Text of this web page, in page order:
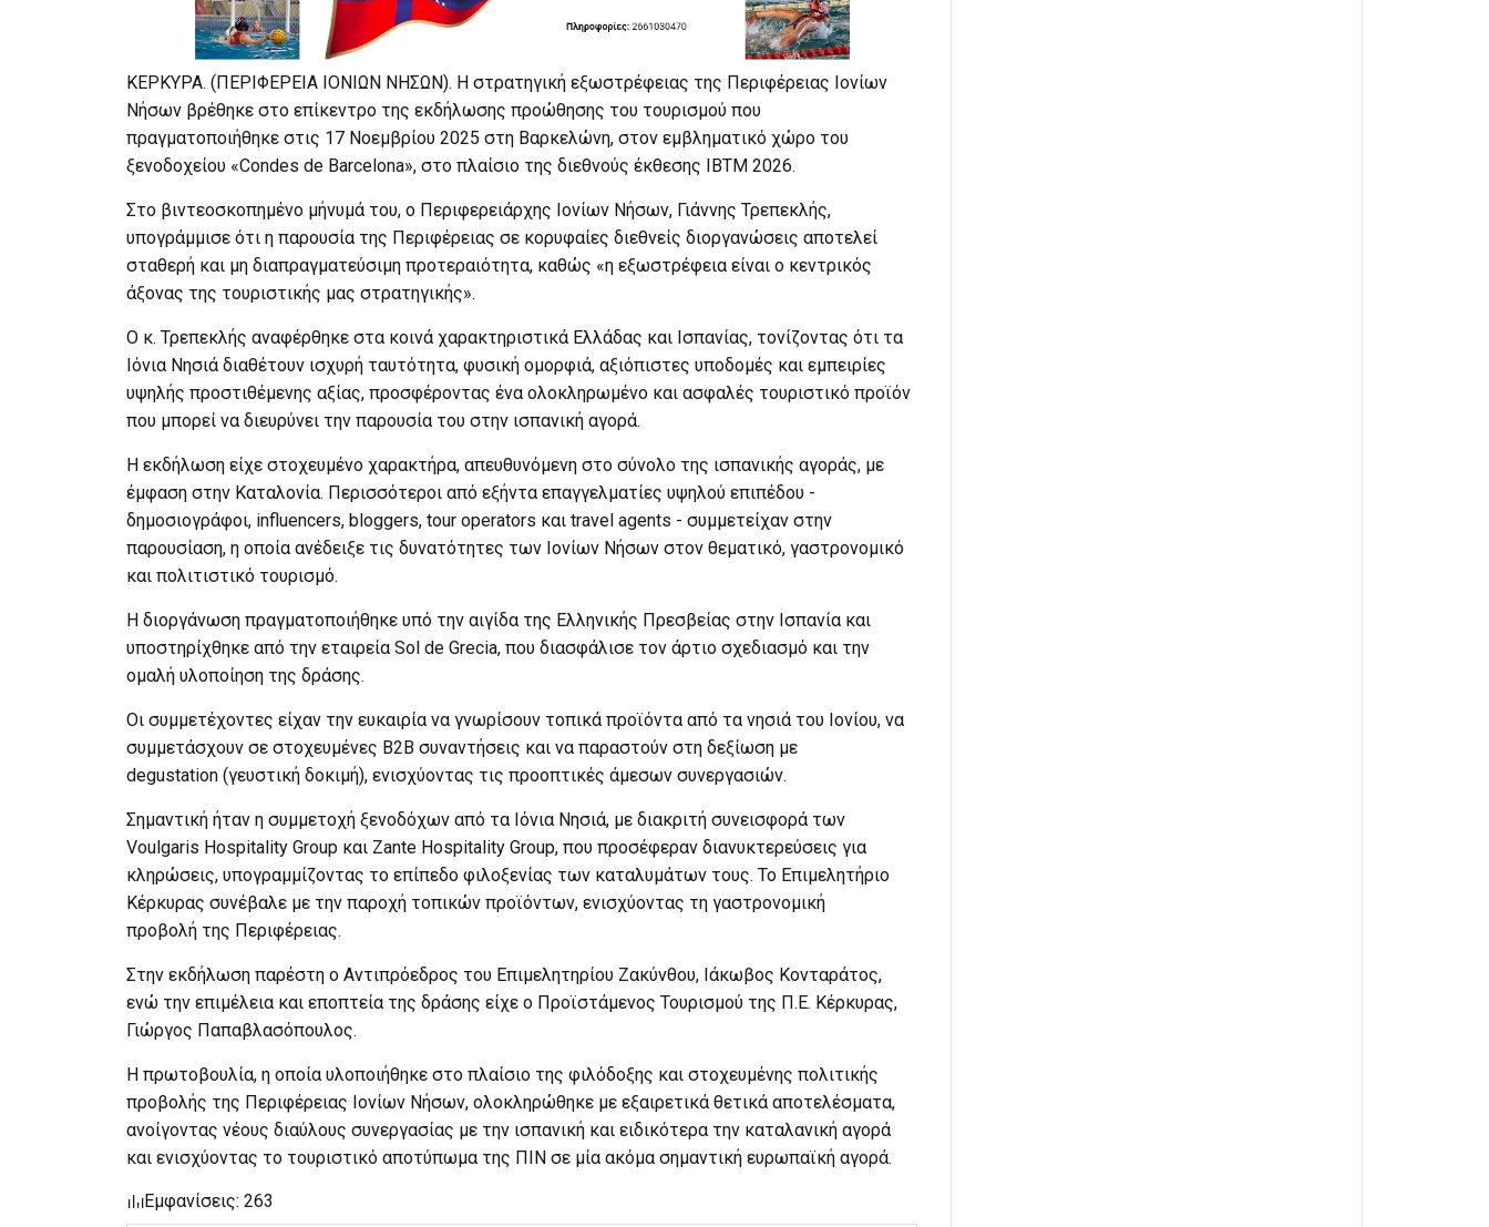
ΚΕΡΚΥΡΑ. (ΠΕΡΙΦΕΡΕΙΑ ΙΟΝΙΩΝ ΝΗΣΩΝ). Η στρατηγική εξωστρέφειας της Περιφέρειας Ιονίων
Νήσων βρέθηκε στο επίκεντρο της εκδήλωσης προώθησης του τουρισμού που
πραγματοποιήθηκε στις 17 Νοεμβρίου 2025 στη Βαρκελώνη, στον εμβληματικό χώρο του
ξενοδοχείου «Condes de Barcelona», στο πλαίσιο της διεθνούς έκθεσης IBTM 2026.
Στο βιντεοσκοπημένο μήνυμά του, ο Περιφερειάρχης Ιονίων Νήσων, Γιάννης Τρεπεκλής,
υπογράμμισε ότι η παρουσία της Περιφέρειας σε κορυφαίες διεθνείς διοργανώσεις αποτελεί
σταθερή και μη διαπραγματεύσιμη προτεραιότητα, καθώς «η εξωστρέφεια είναι ο κεντρικός
άξονας της τουριστικής μας στρατηγικής».
Ο κ. Τρεπεκλής αναφέρθηκε στα κοινά χαρακτηριστικά Ελλάδας και Ισπανίας, τονίζοντας ότι τα
Ιόνια Νησιά διαθέτουν ισχυρή ταυτότητα, φυσική ομορφιά, αξιόπιστες υποδομές και εμπειρίες
υψηλής προστιθέμενης αξίας, προσφέροντας ένα ολοκληρωμένο και ασφαλές τουριστικό προϊόν
που μπορεί να διευρύνει την παρουσία του στην ισπανική αγορά.
Η εκδήλωση είχε στοχευμένο χαρακτήρα, απευθυνόμενη στο σύνολο της ισπανικής αγοράς, με
έμφαση στην Καταλονία. Περισσότεροι από εξήντα επαγγελματίες υψηλού επιπέδου -
δημοσιογράφοι, influencers, bloggers, tour operators και travel agents - συμμετείχαν στην
παρουσίαση, η οποία ανέδειξε τις δυνατότητες των Ιονίων Νήσων στον θεματικό, γαστρονομικό
και πολιτιστικό τουρισμό.
Η διοργάνωση πραγματοποιήθηκε υπό την αιγίδα της Ελληνικής Πρεσβείας στην Ισπανία και
υποστηρίχθηκε από την εταιρεία Sol de Grecia, που διασφάλισε τον άρτιο σχεδιασμό και την
ομαλή υλοποίηση της δράσης.
Οι συμμετέχοντες είχαν την ευκαιρία να γνωρίσουν τοπικά προϊόντα από τα νησιά του Ιονίου, να
συμμετάσχουν σε στοχευμένες B2B συναντήσεις και να παραστούν στη δεξίωση με
degustation (γευστική δοκιμή), ενισχύοντας τις προοπτικές άμεσων συνεργασιών.
Σημαντική ήταν η συμμετοχή ξενοδόχων από τα Ιόνια Νησιά, με διακριτή συνεισφορά των
Voulgaris Hospitality Group και Zante Hospitality Group, που προσέφεραν διανυκτερεύσεις για
κληρώσεις, υπογραμμίζοντας το επίπεδο φιλοξενίας των καταλυμάτων τους. Το Επιμελητήριο
Κέρκυρας συνέβαλε με την παροχή τοπικών προϊόντων, ενισχύοντας τη γαστρονομική
προβολή της Περιφέρειας.
Στην εκδήλωση παρέστη ο Αντιπρόεδρος του Επιμελητηρίου Ζακύνθου, Ιάκωβος Κονταράτος,
ενώ την επιμέλεια και εποπτεία της δράσης είχε ο Προϊστάμενος Τουρισμού της Π.Ε. Κέρκυρας,
Γιώργος Παπαβλασόπουλος.
Η πρωτοβουλία, η οποία υλοποιήθηκε στο πλαίσιο της φιλόδοξης και στοχευμένης πολιτικής
προβολής της Περιφέρειας Ιονίων Νήσων, ολοκληρώθηκε με εξαιρετικά θετικά αποτελέσματα,
ανοίγοντας νέους διαύλους συνεργασίας με την ισπανική και ειδικότερα την καταλανική αγορά
και ενισχύοντας το τουριστικό αποτύπωμα της ΠΙΝ σε μία ακόμα σημαντική ευρωπαϊκή αγορά.
Εμφανίσεις: 263